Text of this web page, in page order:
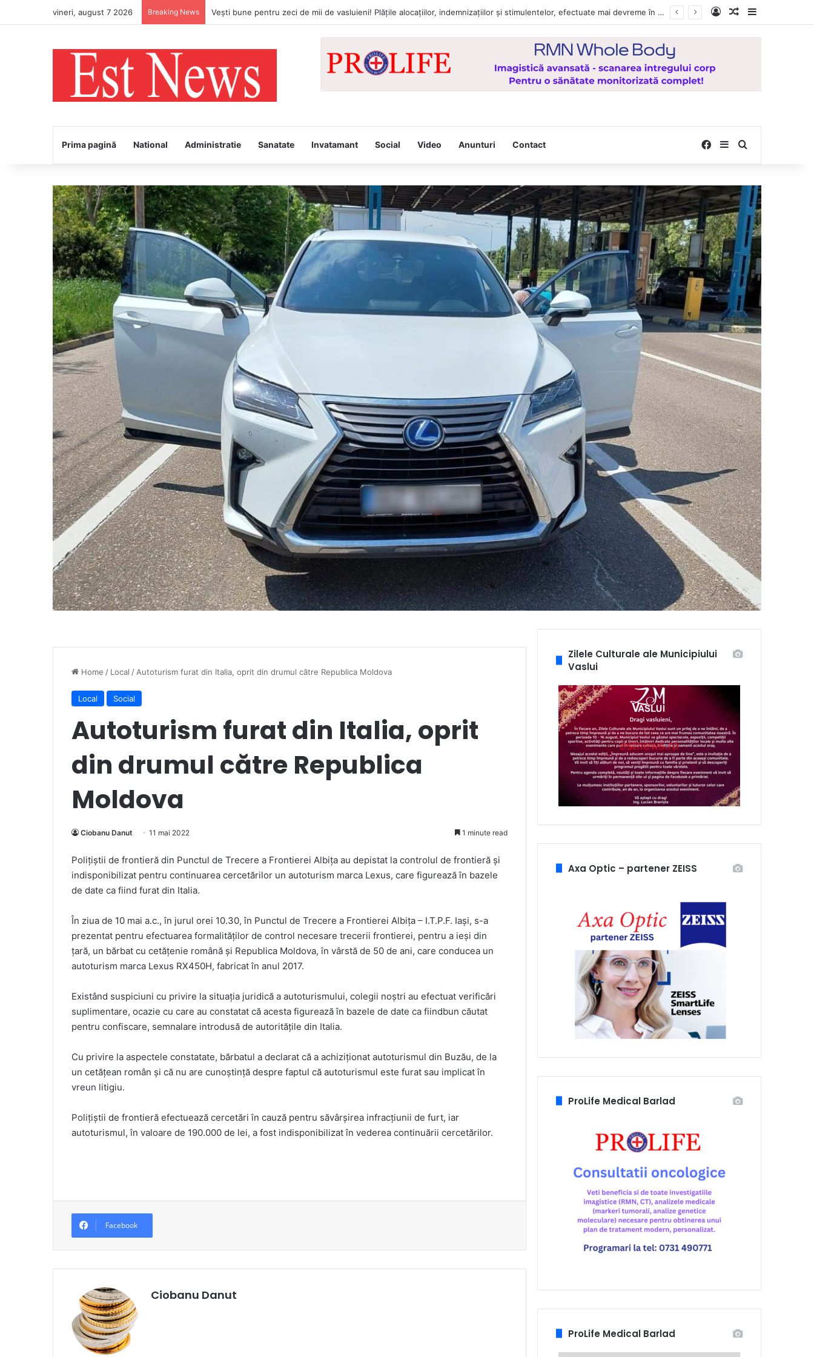
vineri, august 7 2026 Breaking News Vești bune pentru zeci de mii de vasluieni! Plățile alocațiilor, indemnizațiilor și stimulentelor, efectuate mai devreme în luna august 2026 Log InRandom Article
Prima pagină National Administratie Sanatate Invatamant Social Video Anunturi Contact Facebook
SidebarSearch for
Home / Local / Autoturism furat din Italia, oprit din drumul către Republica Moldova
Local Social
Autoturism furat din Italia, oprit
din drumul către Republica
Moldova
Ciobanu Danut 11 mai 2022 1 minute read
Poliţiştii de frontieră din Punctul de Trecere a Frontierei Albiţa au depistat la controlul de frontieră şi
indisponibilizat pentru continuarea cercetărilor un autoturism marca Lexus, care figurează în bazele
de date ca fiind furat din Italia.
În ziua de 10 mai a.c., în jurul orei 10.30, în Punctul de Trecere a Frontierei Albiţa – I.T.P.F. Iași, s-a
prezentat pentru efectuarea formalităţilor de control necesare trecerii frontierei, pentru a ieşi din
ţară, un bărbat cu cetăţenie română şi Republica Moldova, în vârstă de 50 de ani, care conducea un
autoturism marca Lexus RX450H, fabricat în anul 2017.
Existând suspiciuni cu privire la situaţia juridică a autoturismului, colegii noștri au efectuat verificări
suplimentare, ocazie cu care au constatat că acesta figurează în bazele de date ca fiindbun căutat
pentru confiscare, semnalare introdusă de autoritățile din Italia.
Cu privire la aspectele constatate, bărbatul a declarat că a achiziţionat autoturismul din Buzău, de la
un cetăţean român şi că nu are cunoştinţă despre faptul că autoturismul este furat sau implicat în
vreun litigiu.
Poliţiştii de frontieră efectuează cercetări în cauză pentru săvârşirea infracţiunii de furt, iar
autoturismul, în valoare de 190.000 de lei, a fost indisponibilizat în vederea continuării cercetărilor.
Facebook
Ciobanu Danut
Zilele Culturale ale Municipiului
Vaslui
Axa Optic – partener ZEISS
ProLife Medical Barlad
ProLife Medical Barlad